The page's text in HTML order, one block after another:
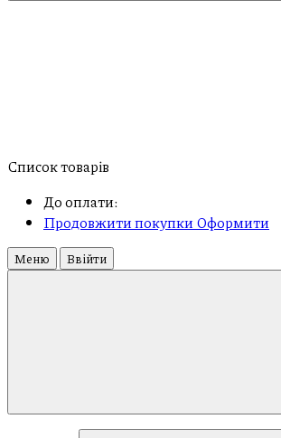
Список товарів
До оплати:
Продовжити покупкиОформити
Меню Ввійти